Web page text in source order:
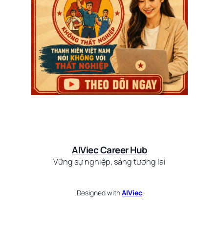
AIViec Career Hub
Vững sự nghiệp, sáng tương lai
Designed withAIViec